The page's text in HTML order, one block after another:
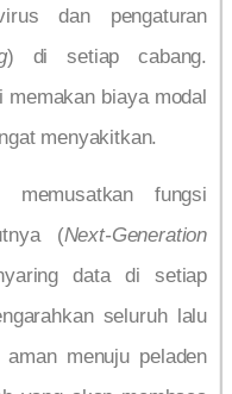
dan pengaturan
) di setiap cabang.
memakan biaya modal
menyakitkan.
memusatkan fungsi
(Next-Generation
data di setiap
seluruh lalu
menuju peladen